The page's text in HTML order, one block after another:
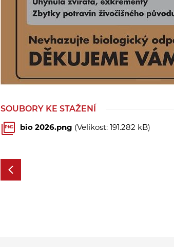
SOUBORY KE STAŽENÍ
PNG bio 2026.png (Velikost: 191.282 kB)